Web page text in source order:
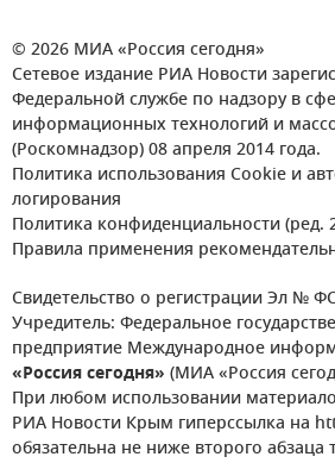
© 2026 МИА «Россия сегодня»
Сетевое издание РИА Новости
Федеральной службе по надзору в
информационных технологий и
(Роскомнадзор) 08 апреля 2014 года.
Политика использования Cookie и
логирования
Политика конфиденциальности (ред.
Правила применения
Свидетельство о регистрации Эл №
Учредитель: Федеральное
предприятие Международное
«Россия сегодня» (МИА «Россия
При любом использовании
РИА Новости Крым гиперссылка на
обязательна не ниже второго абзаца